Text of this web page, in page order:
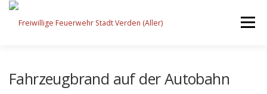
Zum
springen
Menü
Fahrzeugbrand auf der Autobahn